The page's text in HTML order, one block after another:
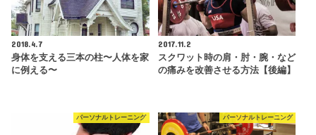
2018.4.7
身体を支える三本の柱〜人体を家
に例える〜
2017.11.2
スクワット時の肩・肘・腕・など
の痛みを改善させる方法【後編】
パーソナルトレーニング パーソナルトレーニング